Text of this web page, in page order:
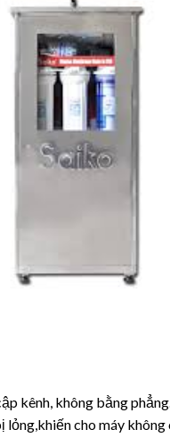
kênh, không bằng
cho máy